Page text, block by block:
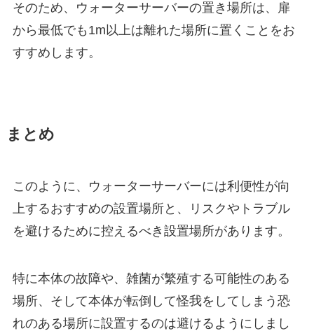
そのため、ウォーターサーバーの置き場所は、扉
から最低でも1m以上は離れた場所に置くことをお
すすめします。
まとめ
このように、ウォーターサーバーには利便性が向
上するおすすめの設置場所と、リスクやトラブル
を避けるために控えるべき設置場所があります。
特に本体の故障や、雑菌が繁殖する可能性のある
場所、そして本体が転倒して怪我をしてしまう恐
れのある場所に設置するのは避けるようにしまし